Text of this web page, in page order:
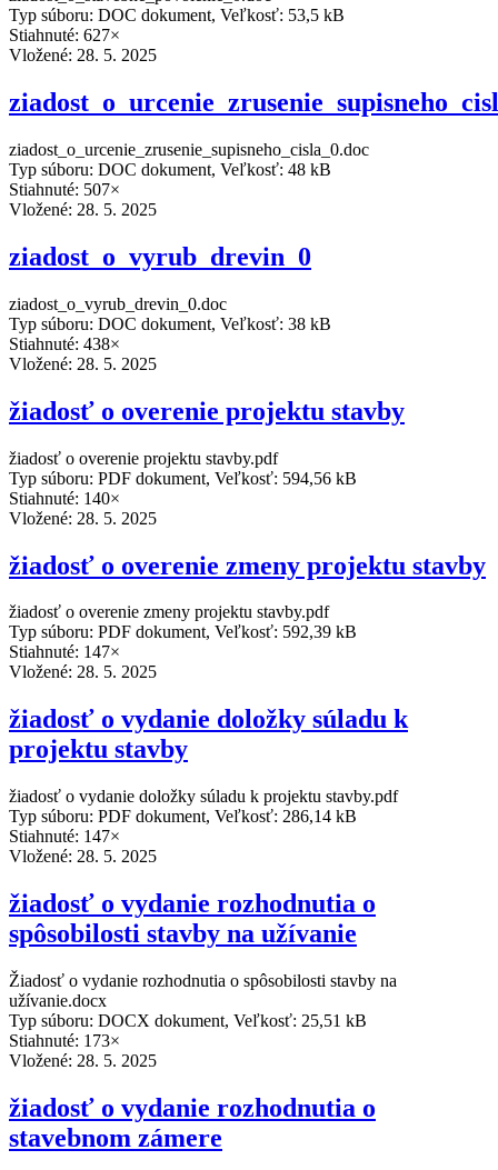
Typ súboru: DOC dokument, Veľkosť: 53,5 kB
Stiahnuté: 627×
Vložené: 28. 5. 2025
ziadost_o_urcenie_zrusenie_supisneho_cisla_0.doc
Typ súboru: DOC dokument, Veľkosť: 48 kB
Stiahnuté: 507×
Vložené: 28. 5. 2025
ziadost_o_vyrub_drevin_0
ziadost_o_vyrub_drevin_0.doc
Typ súboru: DOC dokument, Veľkosť: 38 kB
Stiahnuté: 438×
Vložené: 28. 5. 2025
žiadosť o overenie projektu stavby
žiadosť o overenie projektu stavby.pdf
Typ súboru: PDF dokument, Veľkosť: 594,56 kB
Stiahnuté: 140×
Vložené: 28. 5. 2025
žiadosť o overenie zmeny projektu stavby
žiadosť o overenie zmeny projektu stavby.pdf
Typ súboru: PDF dokument, Veľkosť: 592,39 kB
Stiahnuté: 147×
Vložené: 28. 5. 2025
žiadosť o vydanie doložky súladu k
projektu stavby
žiadosť o vydanie doložky súladu k projektu stavby.pdf
Typ súboru: PDF dokument, Veľkosť: 286,14 kB
Stiahnuté: 147×
Vložené: 28. 5. 2025
žiadosť o vydanie rozhodnutia o
spôsobilosti stavby na užívanie
Žiadosť o vydanie rozhodnutia o spôsobilosti stavby na
užívanie.docx
Typ súboru: DOCX dokument, Veľkosť: 25,51 kB
Stiahnuté: 173×
Vložené: 28. 5. 2025
žiadosť o vydanie rozhodnutia o
stavebnom zámere